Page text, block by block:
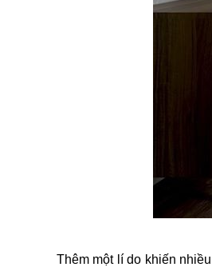
Thêm một lí do khiến